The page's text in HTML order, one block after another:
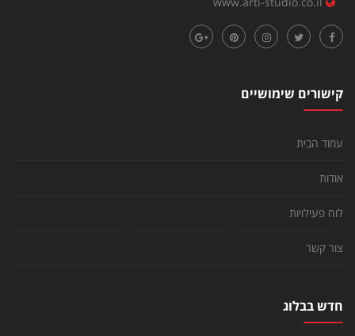
קישורים שימושיים
עמוד הבית
אודות
לוח פעילויות
צור קשר
חדש בבלוג